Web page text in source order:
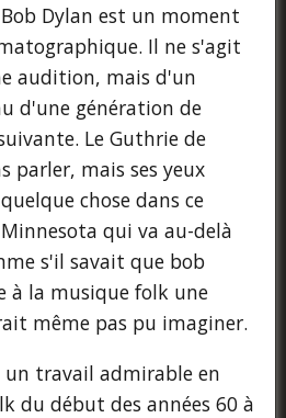
Dylan est un moment
Il ne s'agit
audition, mais d'un
d'une génération de
Le Guthrie de
parler, mais ses yeux
chose dans ce
qui va au-delà
s'il savait que bob
à la musique folk une
même pas pu imaginer.
un travail admirable en
du début des années 60 à